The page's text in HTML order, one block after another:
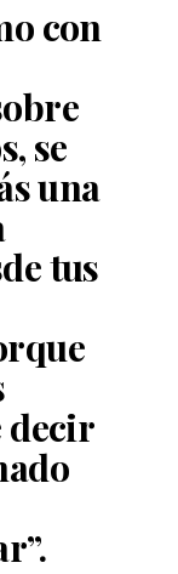
con
se
una
tus
decir